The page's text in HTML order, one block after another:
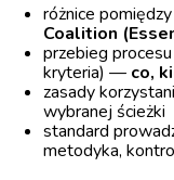
różnice
Coalition
przebieg
kryteria) — co,
zasady
wybranej ścieżki
standard
metodyka,